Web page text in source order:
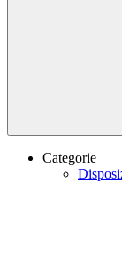
Categorie